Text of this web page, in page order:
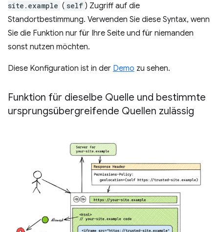
site.example ( self ) Zugriff auf die
Standortbestimmung. Verwenden Sie diese Syntax, wenn
Sie die Funktion nur für Ihre Seite und für niemanden
sonst nutzen möchten.
Diese Konfiguration ist in der Demo zu sehen.
Funktion für dieselbe Quelle und bestimmte
ursprungsübergreifende Quellen zulässig